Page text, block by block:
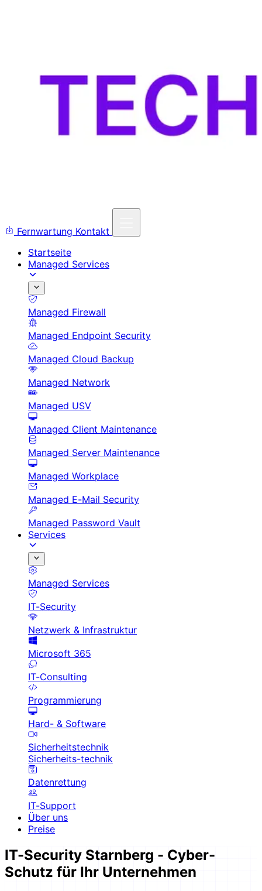
Fernwartung Kontakt
Startseite
Managed Services
Managed Firewall
Managed Endpoint Security
Managed Cloud Backup
Managed Network
Managed USV
Managed Client Maintenance
Managed Server Maintenance
Managed Workplace
Managed E-Mail Security
Managed Password Vault
Services
Managed Services
IT-Security
Netzwerk & Infrastruktur
Microsoft 365
IT-Consulting
Programmierung
Hard- & Software
Sicherheitstechnik
Sicherheits-technik
Datenrettung
IT-Support
Über uns
Preise
IT-Security Starnberg - Cyber-
Schutz für Ihr Unternehmen